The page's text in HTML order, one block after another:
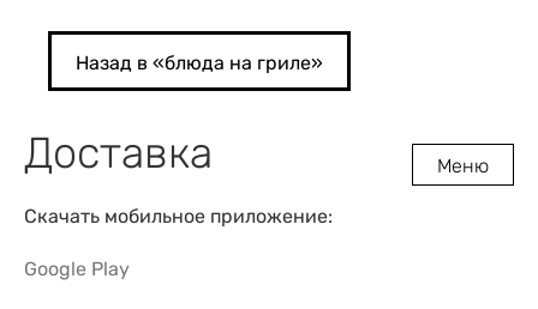
Назад в «блюда на гриле»
Доставка Меню
Скачать мобильное приложение:
Google Play